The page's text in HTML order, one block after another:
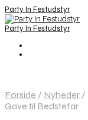
Party In Festudstyr
Party In Festudstyr
Forside / Nyheder /
Gave til Bedstefar